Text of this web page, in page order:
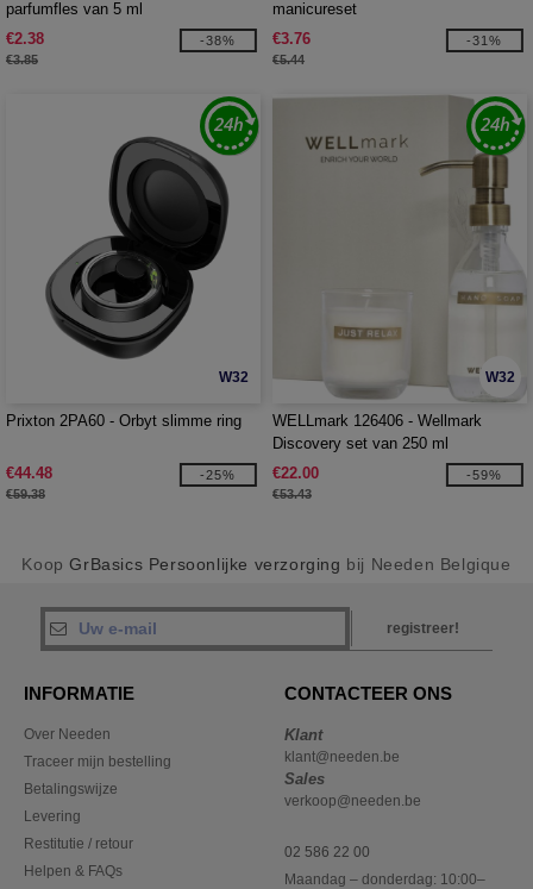
parfumfles van 5 ml
€2.38
€3.85
-38%
manicureset
€3.76
€5.44
-31%
W32
Prixton 2PA60 - Orbyt slimme ring
€44.48
€59.38
-25%
W32
WELLmark 126406 - Wellmark
Discovery set van 250 ml
handzeepdispenser en 150 g
geurkaars
€22.00
€53.43
-59%
KoopGrBasics Persoonlijke verzorging bij Needen Belgique
registreer!
INFORMATIE
Over Needen
Traceer mijn bestelling
Betalingswijze
Levering
Restitutie / retour
Helpen & FAQs
CONTACTEER ONS
Klant
klant@needen.be
Sales
verkoop@needen.be
02 586 22 00
Maandag – donderdag: 10:00–